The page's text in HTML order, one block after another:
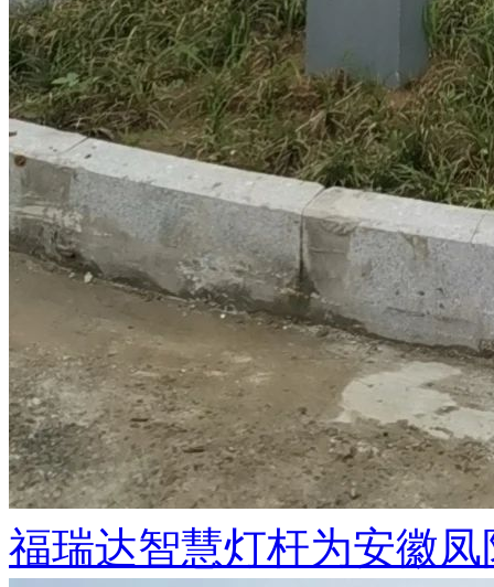
福瑞达智慧灯杆为安徽